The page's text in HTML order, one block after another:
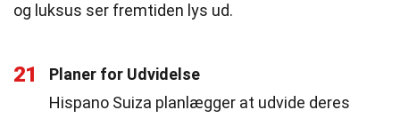
og luksus ser fremtiden lys ud.
21
Planer for Udvidelse
Hispano Suiza planlægger at udvide deres